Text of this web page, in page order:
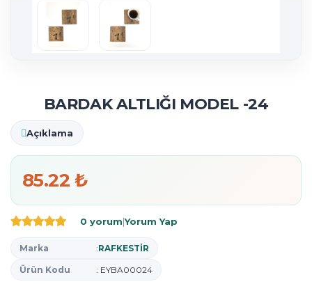
BARDAK ALTLIĞI MODEL -24
Açıklama
85.22 ₺
0 yorum|Yorum Yap
Marka :RAFKESTİR
Ürün Kodu : EYBA00024